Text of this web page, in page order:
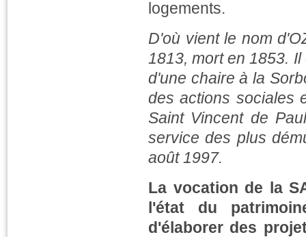
logements.
D'où vient le nom
1813, mort en 1853.
d'une chaire à la
des actions sociales
Saint Vincent de
service des plus
août 1997.
La vocation de la
l'état du
d'élaborer des